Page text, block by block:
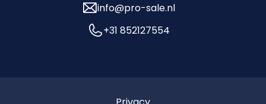
info@pro-sale.nl
+31 852127554